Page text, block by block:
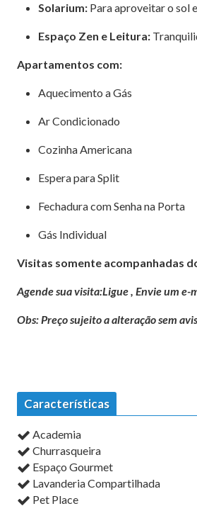
Solarium: Para aproveitar o sol
Espaço Zen e Leitura:
Apartamentos com:
Aquecimento a Gás
Ar Condicionado
Cozinha Americana
Espera para Split
Fechadura com Senha na Porta
Gás Individual
Visitas somente acompanhadas
Agende sua visita:Ligue , Envie um
Obs: Preço sujeito a alteração sem
Características
Academia
Churrasqueira
Espaço Gourmet
Lavanderia Compartilhada
Pet Place